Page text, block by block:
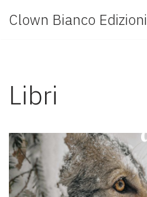
Clown Bianco Edizioni
Libri